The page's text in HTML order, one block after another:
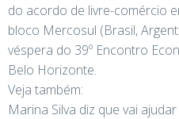
do acordo de livre-comércio
bloco Mercosul (Brasil,
véspera do 39º Encontro
Belo Horizonte.
Veja também:
Marina Silva diz que vai